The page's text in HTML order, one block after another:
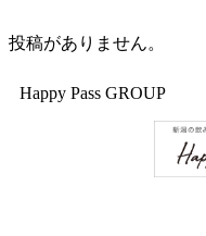
投稿がありません。
Happy Pass GROUP